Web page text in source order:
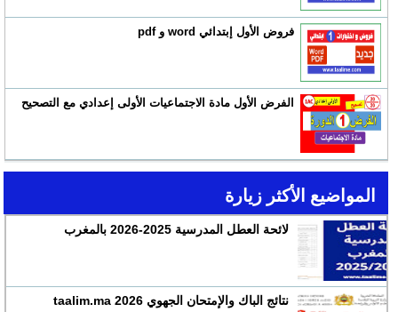
فروض الأول إبتدائي word و pdf
الفرض الأول مادة الاجتماعيات الأولى إعدادي مع التصحيح
المواضيع الأكثر زيارة
لائحة العطل المدرسية 2025-2026 بالمغرب
نتائج الباك والإمتحان الجهوي 2026 taalim.ma